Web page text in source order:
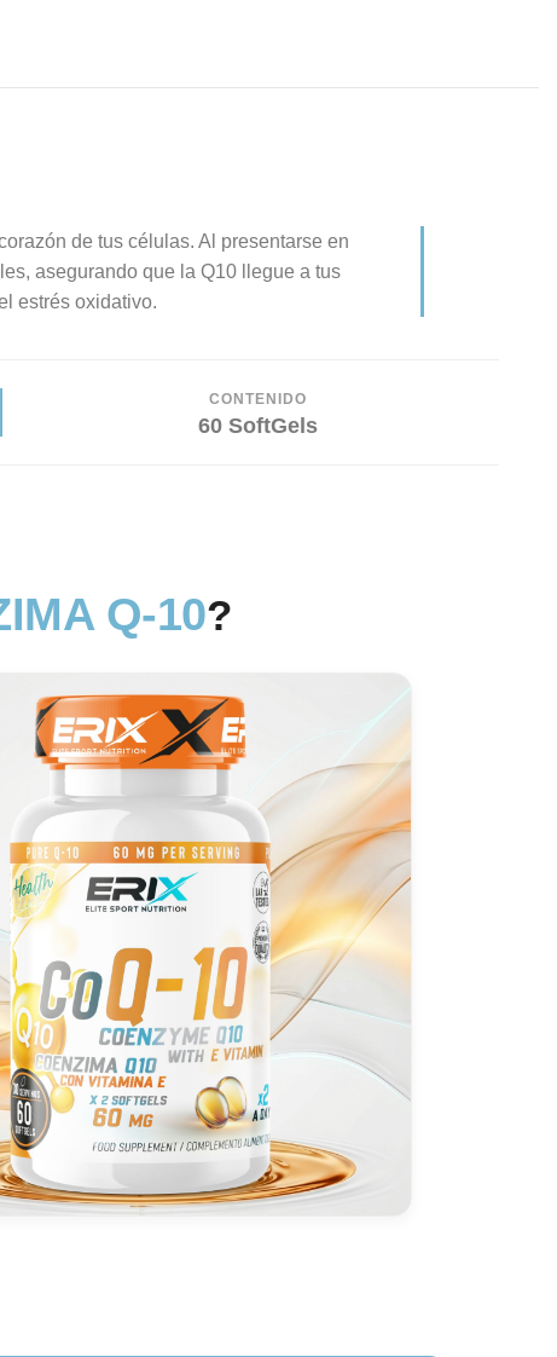
de tus células. Al presentarse en
asegurando que la Q10 llegue a tus
estrés oxidativo.
CONTENIDO
60 SoftGels
Q-10?